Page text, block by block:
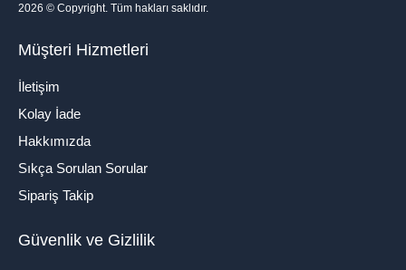
2026 © Copyright. Tüm hakları saklıdır.
Müşteri Hizmetleri
İletişim
Kolay İade
Hakkımızda
Sıkça Sorulan Sorular
Sipariş Takip
Güvenlik ve Gizlilik